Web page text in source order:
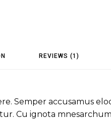
REVIEWS (1)
Semper accusamus
Cu ignota